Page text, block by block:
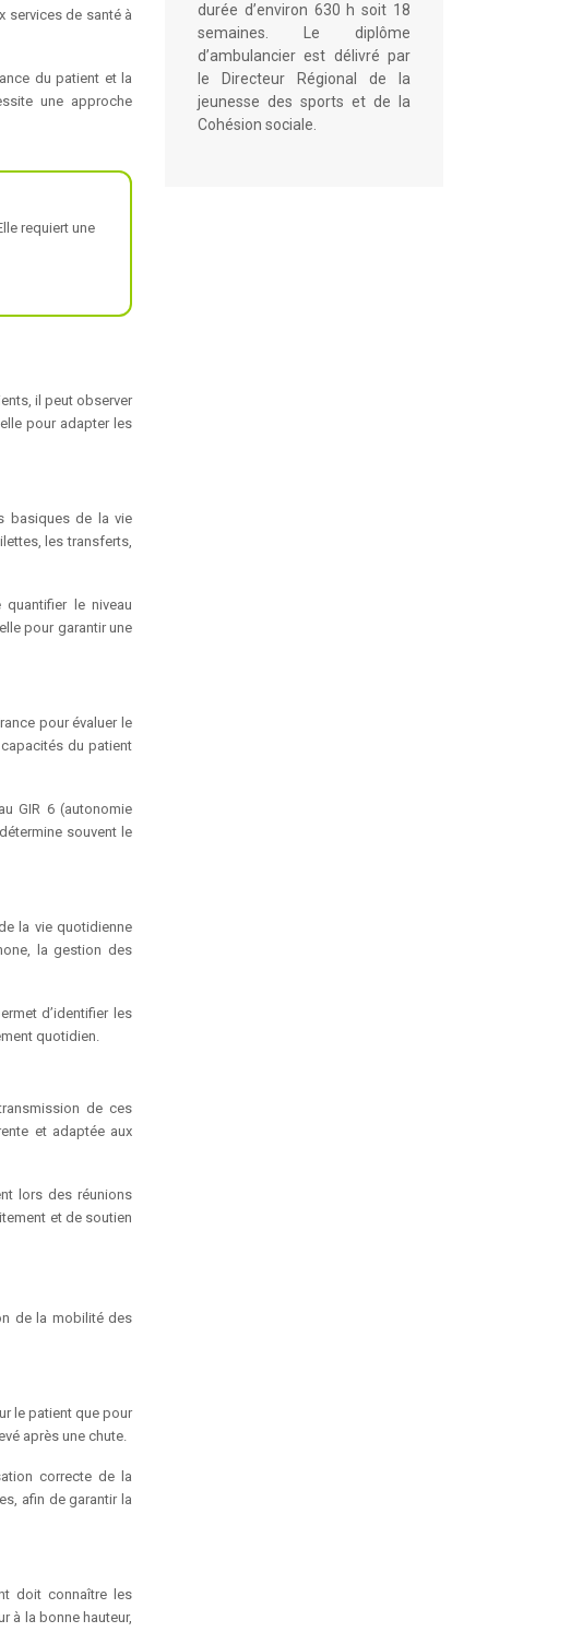
services de santé à
du patient et la
une approche
requiert une
il peut observer
pour adapter les
basiques de la vie
les transferts,
le niveau
pour garantir une
pour évaluer le
du patient
GIR 6 (autonomie
souvent le
la vie quotidienne
la gestion des
d’identifier les
quotidien.
de ces
et adaptée aux
lors des réunions
et de soutien
de la mobilité des
le patient que pour
après une chute.
correcte de la
afin de garantir la
doit connaître les
à la bonne hauteur,
durée d’environ 630 h soit 18
semaines. Le diplôme
d’ambulancier est délivré par
le Directeur Régional de la
jeunesse des sports et de la
Cohésion sociale.